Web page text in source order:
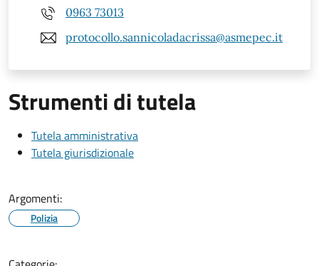
0963 73013
protocollo.sannicoladacrissa@asmepec.it
Strumenti di tutela
Tutela amministrativa
Tutela giurisdizionale
Argomenti:
Polizia